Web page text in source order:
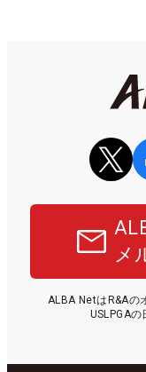
メ
ALBA NetはR&Aの
USLPGA